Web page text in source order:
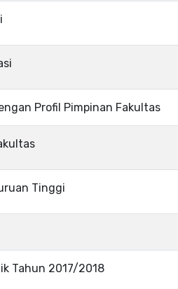
Profil Pimpinan Fakultas
Tinggi
Tahun 2017/2018